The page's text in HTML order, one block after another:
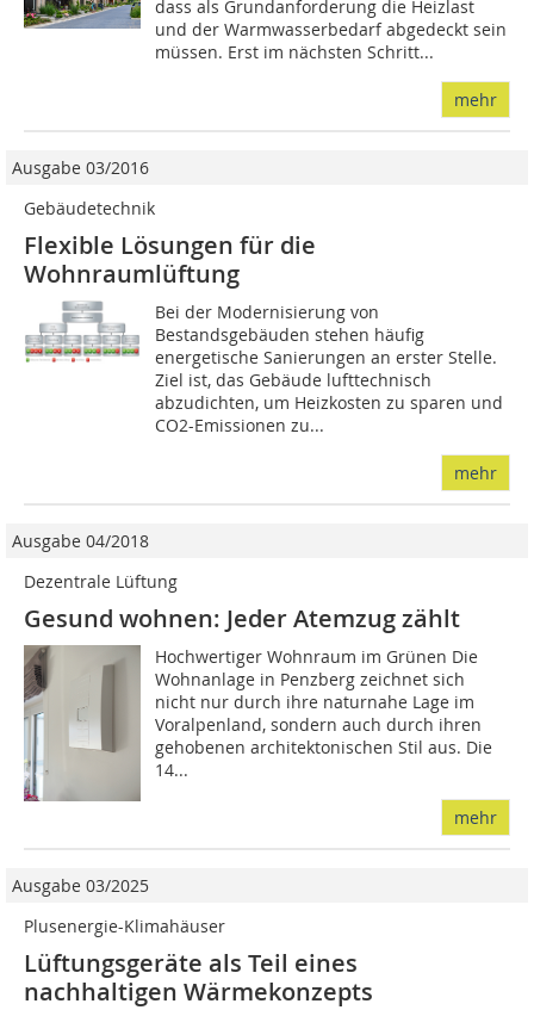
dass als Grundanforderung die Heizlast
und der Warmwasserbedarf abgedeckt sein
müssen. Erst im nächsten Schritt...
mehr
Ausgabe 03/2016
Gebäudetechnik
Flexible Lösungen für die
Wohnraumlüftung
Bei der Modernisierung von
Bestandsgebäuden stehen häufig
energetische Sanierungen an erster Stelle.
Ziel ist, das Gebäude lufttechnisch
abzudichten, um Heizkosten zu sparen und
CO2-Emissionen zu...
mehr
Ausgabe 04/2018
Dezentrale Lüftung
Gesund wohnen: Jeder Atemzug zählt
Hochwertiger Wohnraum im Grünen Die
Wohnanlage in Penzberg zeichnet sich
nicht nur durch ihre naturnahe Lage im
Voralpenland, sondern auch durch ihren
gehobenen architektonischen Stil aus. Die
14...
mehr
Ausgabe 03/2025
Plusenergie-Klimahäuser
Lüftungsgeräte als Teil eines
nachhaltigen Wärmekonzepts